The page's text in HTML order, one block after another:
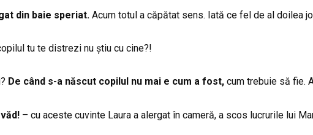
din baie speriat. Acum totul a căpătat sens. Iată ce fel de al doilea
tu te distrezi nu știu cu cine?!
De când s-a născut copilul nu mai e cum a fost, cum trebuie să fie.
– cu aceste cuvinte Laura a alergat în cameră, a scos lucrurile lui